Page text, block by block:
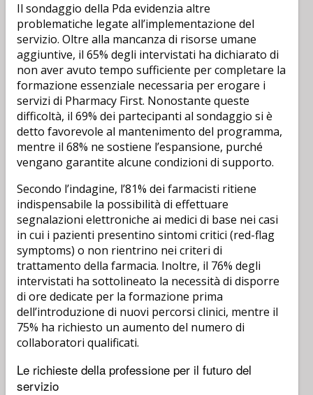
Il sondaggio della Pda evidenzia altre
problematiche legate all’implementazione del
servizio. Oltre alla mancanza di risorse umane
aggiuntive, il 65% degli intervistati ha dichiarato di
non aver avuto tempo sufficiente per completare la
formazione essenziale necessaria per erogare i
servizi di Pharmacy First. Nonostante queste
difficoltà, il 69% dei partecipanti al sondaggio si è
detto favorevole al mantenimento del programma,
mentre il 68% ne sostiene l’espansione, purché
vengano garantite alcune condizioni di supporto.
Secondo l’indagine, l’81% dei farmacisti ritiene
indispensabile la possibilità di effettuare
segnalazioni elettroniche ai medici di base nei casi
in cui i pazienti presentino sintomi critici (red-flag
symptoms) o non rientrino nei criteri di
trattamento della farmacia. Inoltre, il 76% degli
intervistati ha sottolineato la necessità di disporre
di ore dedicate per la formazione prima
dell’introduzione di nuovi percorsi clinici, mentre il
75% ha richiesto un aumento del numero di
collaboratori qualificati.
Le richieste della professione per il futuro del
servizio